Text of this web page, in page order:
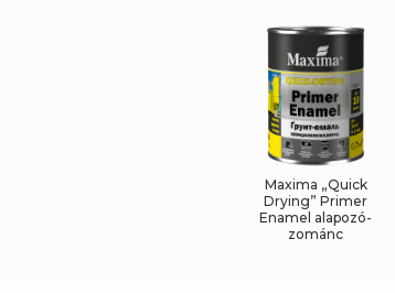
Maxima „Quick
Drying” Primer
Enamel alapozó-
zománc